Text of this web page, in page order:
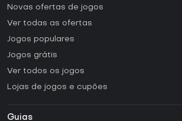
Novas ofertas de jogos
Ver todas as ofertas
Jogos populares
Jogos grátis
Ver todos os jogos
Lojas de jogos e cupões
Guias